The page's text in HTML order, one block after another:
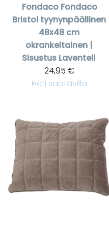
Fondaco Fondaco
Bristol tyynynpäällinen
48x48 cm
okrankeltainen |
Sisustus Laventeli
24,95 €
Heti saatavilla